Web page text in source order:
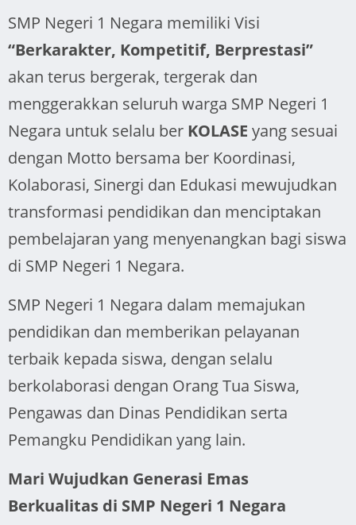
SMP Negeri 1 Negara memiliki Visi
“Berkarakter, Kompetitif, Berprestasi”
akan terus bergerak, tergerak dan
menggerakkan seluruh warga SMP Negeri 1
Negara untuk selalu ber KOLASE yang sesuai
dengan Motto bersama ber Koordinasi,
Kolaborasi, Sinergi dan Edukasi mewujudkan
transformasi pendidikan dan menciptakan
pembelajaran yang menyenangkan bagi siswa
di SMP Negeri 1 Negara.
SMP Negeri 1 Negara dalam memajukan
pendidikan dan memberikan pelayanan
terbaik kepada siswa, dengan selalu
berkolaborasi dengan Orang Tua Siswa,
Pengawas dan Dinas Pendidikan serta
Pemangku Pendidikan yang lain.
Mari Wujudkan Generasi Emas
Berkualitas di SMP Negeri 1 Negara